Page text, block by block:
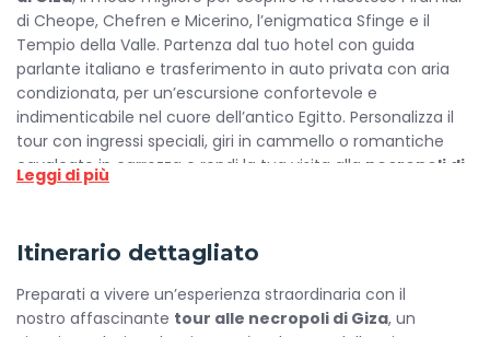
di Cheope, Chefren e Micerino, l’enigmatica Sfinge e il
Tempio della Valle. Partenza dal tuo hotel con guida
parlante italiano e trasferimento in auto privata con aria
condizionata, per un’escursione confortevole e
indimenticabile nel cuore dell’antico Egitto. Personalizza il
tour con ingressi speciali, giri in cammello o romantiche
cavalcate in carrozza e rendi la tua visita alla necropoli di
Gizaun ricordo indimenticabile.
tempo della necropoli di Giza!
Leggi di più
Itinerario dettagliato
Preparati a vivere un’esperienza straordinaria con il
nostro affascinante tour alle necropoli di Giza, un